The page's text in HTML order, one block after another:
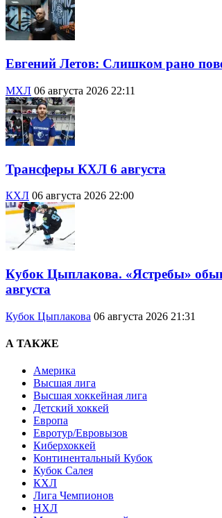
Евгений Летов: Слишком рано
МХЛ 06 августа 2026 22:11
Трансферы КХЛ 6 августа
КХЛ 06 августа 2026 22:00
Кубок Цыплакова. «Ястребы»
августа
Кубок Цыплакова 06 августа 2026 21:31
А ТАКЖЕ
Америка
Высшая лига
Высшая хоккейная лига
Детский хоккей
Европа
Евротур/Евровызов
Киберхоккей
Континентальный Кубок
Кубок Салея
КХЛ
Лига Чемпионов
НХЛ